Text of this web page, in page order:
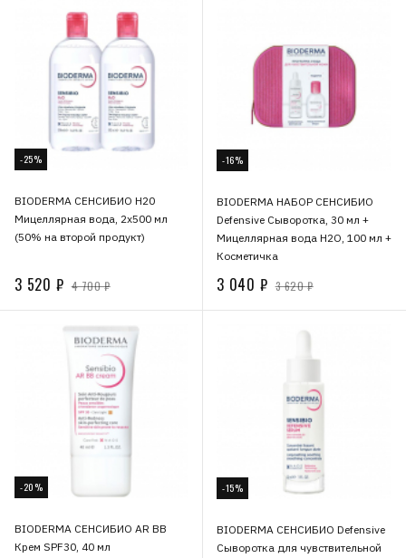
-25%
BIODERMA СЕНСИБИО Н20
Мицеллярная вода, 2х500 мл
(50% на второй продукт)
3 520 ₽ 4 700 ₽
-16%
BIODERMA НАБОР СЕНСИБИО
Defensive Сыворотка, 30 мл +
Мицеллярная вода H2O, 100 мл +
Косметичка
3 040 ₽ 3 620 ₽
-20%
BIODERMA СЕНСИБИО AR BВ
Крем SPF30, 40 мл
-15%
BIODERMA СЕНСИБИО Defensive
Сыворотка для чувствительной